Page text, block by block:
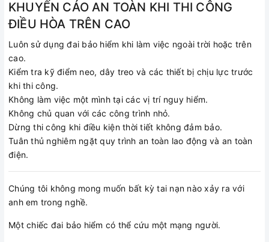
KHUYẾN CÁO AN TOÀN KHI THI CÔNG
ĐIỀU HÒA TRÊN CAO
Luôn sử dụng đai bảo hiểm khi làm việc ngoài trời hoặc trên
cao.
Kiểm tra kỹ điểm neo, dây treo và các thiết bị chịu lực trước
khi thi công.
Không làm việc một mình tại các vị trí nguy hiểm.
Không chủ quan với các công trình nhỏ.
Dừng thi công khi điều kiện thời tiết không đảm bảo.
Tuân thủ nghiêm ngặt quy trình an toàn lao động và an toàn
điện.
Chúng tôi không mong muốn bất kỳ tai nạn nào xảy ra với
anh em trong nghề.
Một chiếc đai bảo hiểm có thể cứu một mạng người.